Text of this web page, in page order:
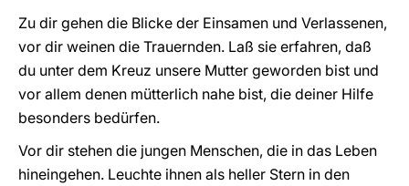
Zu dir gehen die Blicke der Einsamen und Verlassenen,
vor dir weinen die Trauernden. Laß sie erfahren, daß
du unter dem Kreuz unsere Mutter geworden bist und
vor allem denen mütterlich nahe bist, die deiner Hilfe
besonders bedürfen.
Vor dir stehen die jungen Menschen, die in das Leben
hineingehen. Leuchte ihnen als heller Stern in den